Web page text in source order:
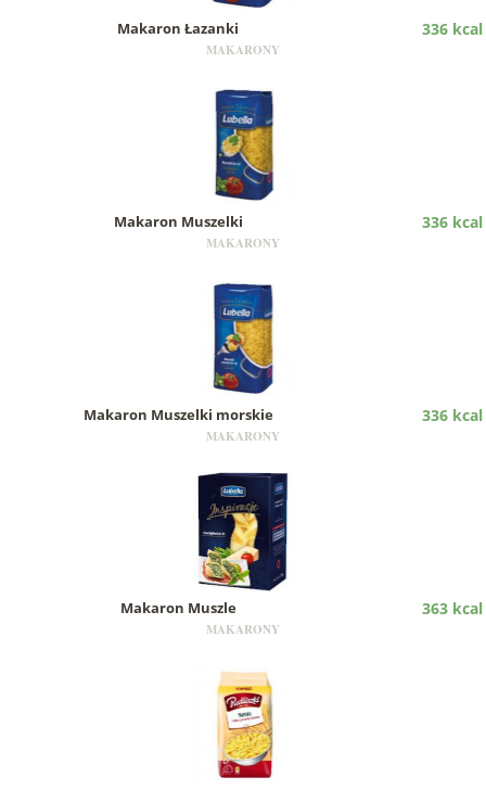
Makaron Łazanki 336 kcal
MAKARONY
Makaron Muszelki 336 kcal
MAKARONY
Makaron Muszelki morskie 336 kcal
MAKARONY
Makaron Muszle 363 kcal
MAKARONY